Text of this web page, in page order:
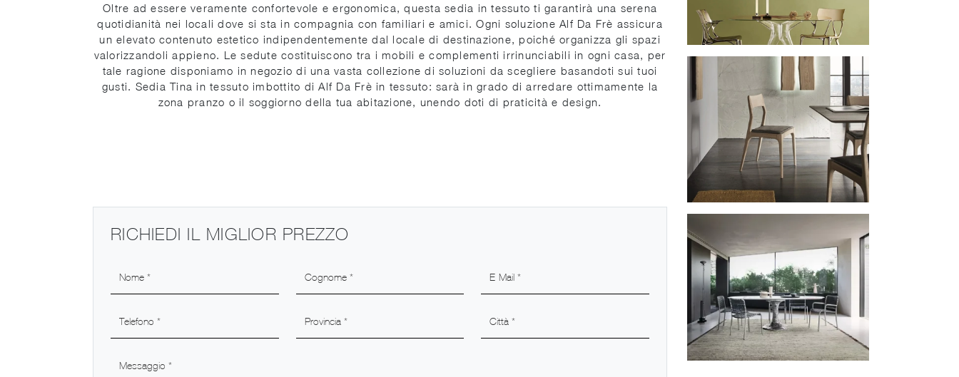
Oltre ad essere veramente confortevole e ergonomica, questa sedia in tessuto ti garantirà una serena
quotidianità nei locali dove si sta in compagnia con familiari e amici. Ogni soluzione Alf Da Frè assicura
un elevato contenuto estetico indipendentemente dal locale di destinazione, poiché organizza gli spazi
valorizzandoli appieno. Le sedute costituiscono tra i mobili e complementi irrinunciabili in ogni casa, per
tale ragione disponiamo in negozio di una vasta collezione di soluzioni da scegliere basandoti sui tuoi
gusti. Sedia Tina in tessuto imbottito di Alf Da Frè in tessuto: sarà in grado di arredare ottimamente la
zona pranzo o il soggiorno della tua abitazione, unendo doti di praticità e design.
RICHIEDI IL MIGLIOR PREZZO